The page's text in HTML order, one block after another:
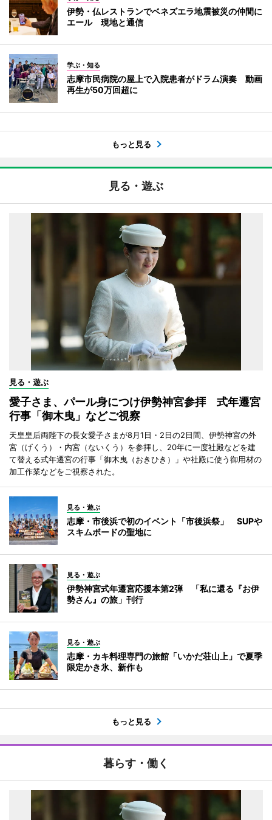
伊勢・仏レストランでベネズエラ地震被災の仲間に
エール 現地と通信
学ぶ・知る
志摩市民病院の屋上で入院患者がドラム演奏 動画
再生が50万回超に
もっと見る
見る・遊ぶ
見る・遊ぶ
愛子さま、パール身につけ伊勢神宮参拝 式年遷宮
行事「御木曳」などご視察
天皇皇后両陛下の長女愛子さまが8月1日・2日の2日間、伊勢神宮の外
宮（げくう）・内宮（ないくう）を参拝し、20年に一度社殿などを建
て替える式年遷宮の行事「御木曳（おきひき）」や社殿に使う御用材の
加工作業などをご視察された。
見る・遊ぶ
志摩・市後浜で初のイベント「市後浜祭」 SUPや
スキムボードの聖地に
見る・遊ぶ
伊勢神宮式年遷宮応援本第2弾 「私に還る『お伊
勢さん』の旅」刊行
見る・遊ぶ
志摩・カキ料理専門の旅館「いかだ荘山上」で夏季
限定かき氷、新作も
もっと見る
暮らす・働く